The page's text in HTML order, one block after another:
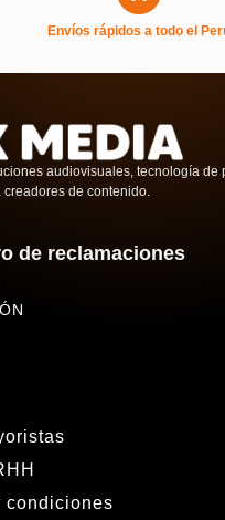
Envíos rápidos a todo el
audiovisuales, tecnología de
de contenido.
de reclamaciones
condiciones